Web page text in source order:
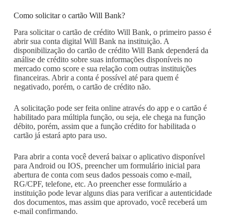
Como solicitar o cartão Will Bank?
Para solicitar o cartão de crédito Will Bank, o primeiro passo é
abrir sua conta digital Will Bank na instituição. A
disponibilização do cartão de crédito Will Bank dependerá da
análise de crédito sobre suas informações disponíveis no
mercado como score e sua relação com outras instituições
financeiras. Abrir a conta é possível até para quem é
negativado, porém, o cartão de crédito não.
A solicitação pode ser feita online através do app e o cartão é
habilitado para múltipla função, ou seja, ele chega na função
débito, porém, assim que a função crédito for habilitada o
cartão já estará apto para uso.
Para abrir a conta você deverá baixar o aplicativo disponível
para Android ou IOS, preencher um formulário inicial para
abertura de conta com seus dados pessoais como e-mail,
RG/CPF, telefone, etc. Ao preencher esse formulário a
instituição pode levar alguns dias para verificar a autenticidade
dos documentos, mas assim que aprovado, você receberá um
e-mail confirmando.